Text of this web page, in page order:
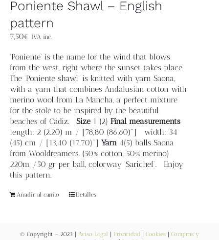
Poniente Shawl – English
pattern
7,50€ IVA inc.
'Poniente' is the name for the wind that blows
from the west, right where the sunset takes place.
The 'Poniente shawl' is knitted with yarn Saona,
with a yarn that combines Andalusian cotton with
merino wool from La Mancha, a perfect mixture
for the stole to be inspired by the beautiful
beaches of Cádiz. Size1 (2) Final measurements
length: 2 (2.20) m / [78,80 (86,60)"] width: 34
(45) cm / [13,40 (17.70)"] Yarn 4(5) balls Saona
from Wooldreamers. (50% cotton, 50% merino)
220m /50 gr per ball, colorway 'Sarichef'. Enjoy
this pattern.
Añadir al carrito Detalles
© Copyright – 2023 | Aviso Legal Privacidad Cookies| Compras y